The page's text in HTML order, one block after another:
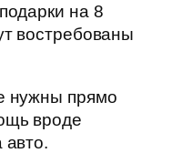
на 8
востребованы
нужны прямо
вроде
авто.